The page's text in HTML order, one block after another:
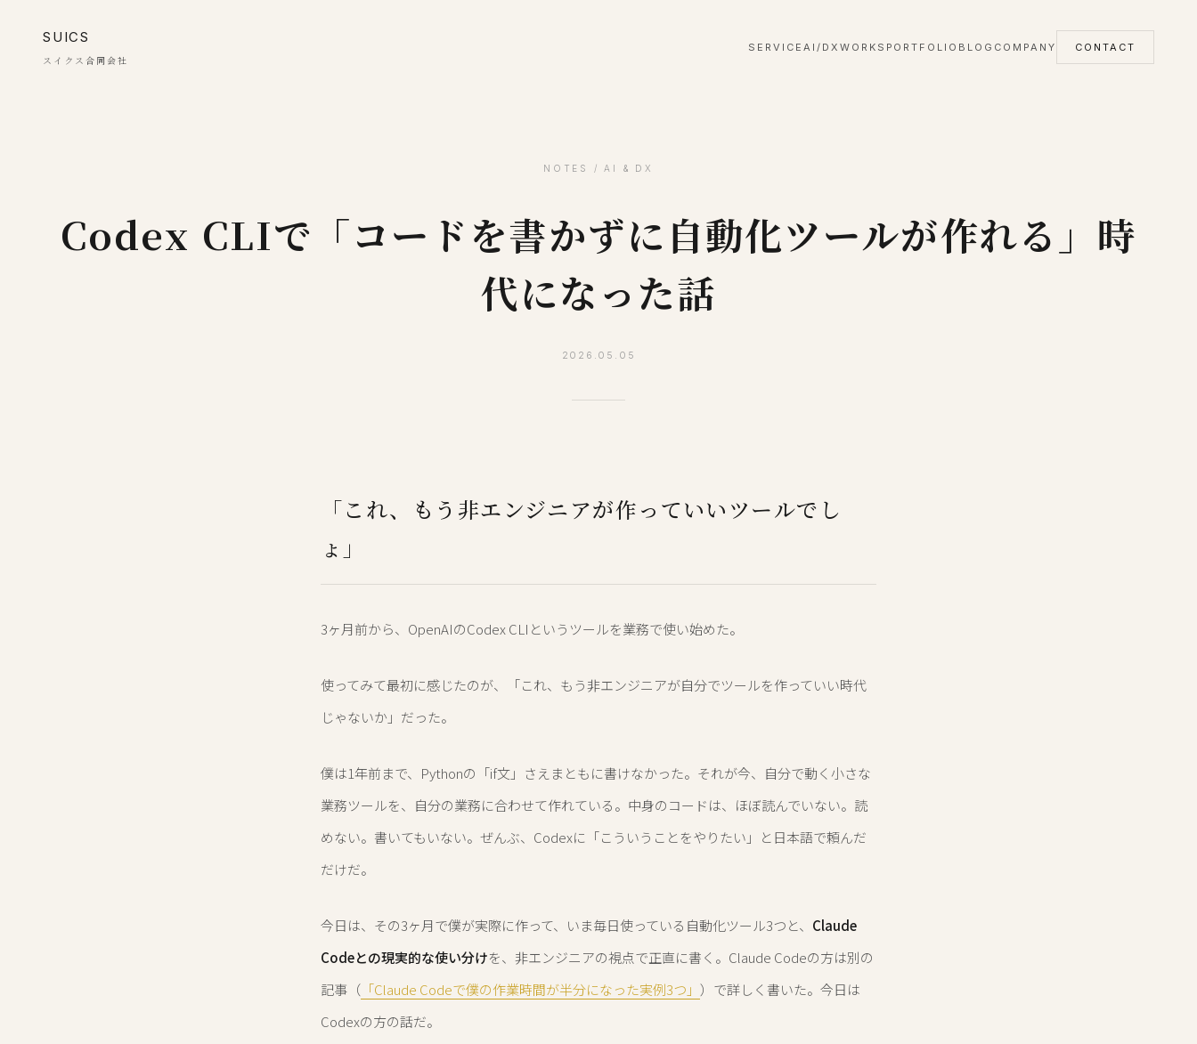
SUICS
スイクス合同会社
SERVICE AI/DX WORKS PORTFOLIO BLOG COMPANY CONTACT
NOTES / AI & DX
Codex CLIで「コードを書かずに自動化ツールが作れる」時
代になった話
2026.05.05
「これ、もう非エンジニアが作っていいツールでし
ょ」
3ヶ月前から、OpenAIのCodex CLIというツールを業務で使い始めた。
使ってみて最初に感じたのが、「これ、もう非エンジニアが自分でツールを作っていい時代
じゃないか」だった。
僕は1年前まで、Pythonの「if文」さえまともに書けなかった。それが今、自分で動く小さな
業務ツールを、自分の業務に合わせて作れている。中身のコードは、ほぼ読んでいない。読
めない。書いてもいない。ぜんぶ、Codexに「こういうことをやりたい」と日本語で頼んだ
だけだ。
今日は、その3ヶ月で僕が実際に作って、いま毎日使っている自動化ツール3つと、 Claude
Codeとの現実的な使い分けを、非エンジニアの視点で正直に書く。Claude Codeの方は別の
記事（ 「Claude Codeで僕の作業時間が半分になった実例3つ」 ）で詳しく書いた。今日は
Codexの方の話だ。